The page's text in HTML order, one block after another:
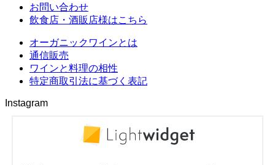
お問い合わせ
飲食店・酒販店様はこちら
オーガニックワインとは
通信販売
ワインと料理の相性
特定商取引法に基づく表記
Instagram